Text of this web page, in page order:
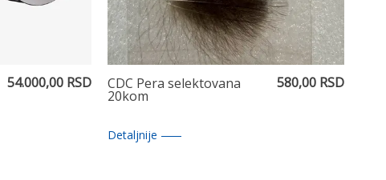
54.000,00 RSD CDC Pera selektovana
20kom
580,00 RSD
Detaljnije